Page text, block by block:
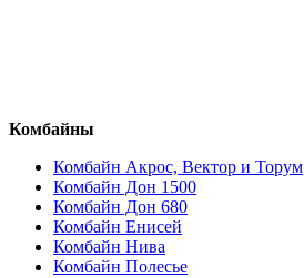
Комбайны
Комбайн Акрос, Вектор и Торум
Комбайн Дон 1500
Комбайн Дон 680
Комбайн Енисей
Комбайн Нива
Комбайн Полесье